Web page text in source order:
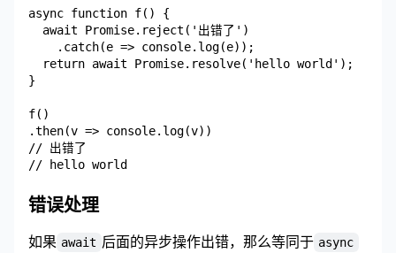
async function f() {
  await Promise.reject('出错了')
    .catch(e => console.log(e));
  return await Promise.resolve('hello world');
}
f()
.then(v => console.log(v))
// 出错了
错误处理
如果 await 后面的异步操作出错，那么等同于 async